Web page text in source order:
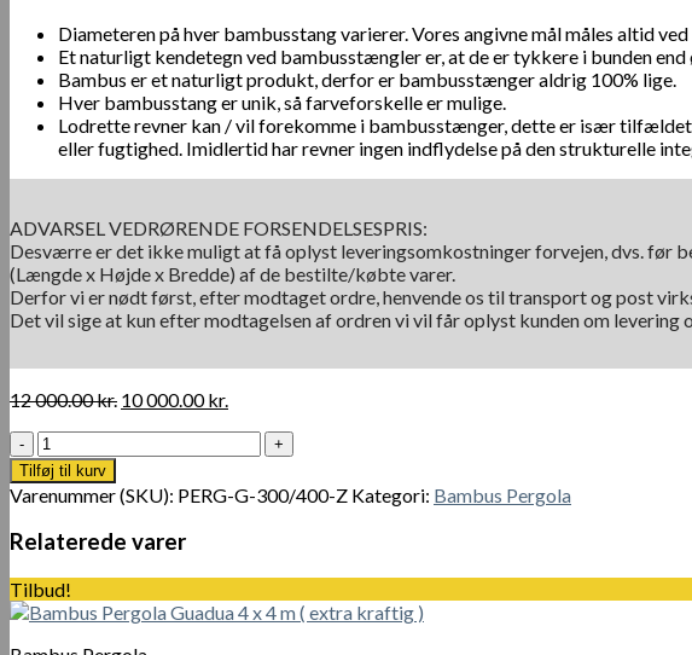
Diameteren på hver bambusstang varierer. Vores angivne mål måles altid
Et naturligt kendetegn ved bambusstængler er, at de er tykkere i bunden
Bambus er et naturligt produkt, derfor er bambusstænger aldrig 100% lige.
Hver bambusstang er unik, så farveforskelle er mulige.
Lodrette revner kan / vil forekomme i bambusstænger, dette er især
eller fugtighed. Imidlertid har revner ingen indflydelse på den strukturelle
ADVARSEL VEDRØRENDE FORSENDELSESPRIS:
Desværre er det ikke muligt at få oplyst leveringsomkostninger forvejen, dvs. før
(Længde x Højde x Bredde) af de bestilte/købte varer.
Derfor vi er nødt først, efter modtaget ordre, henvende os til transport og post
Det vil sige at kun efter modtagelsen af ordren vi vil får oplyst kunden om
12 000.00kr. Den
12
000.00 kr..
10 000.00kr.
10
Bambus
Pergola
Guadua
3
x
4
m
antal
Tilføj til kurv
Varenummer (SKU): PERG-G-300/400-Z Kategori: Bambus Pergola
Relaterede varer
Tilbud!